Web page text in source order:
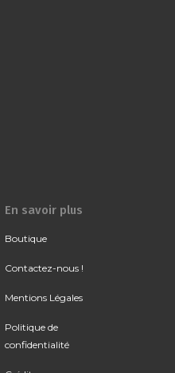
En savoir plus
Boutique
Contactez-nous !
Mentions Légales
Politique de
confidentialité